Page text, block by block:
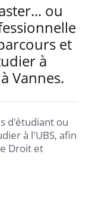
ou
et
à
Vannes.
d'étudiant ou
à l'UBS, afin
Droit et